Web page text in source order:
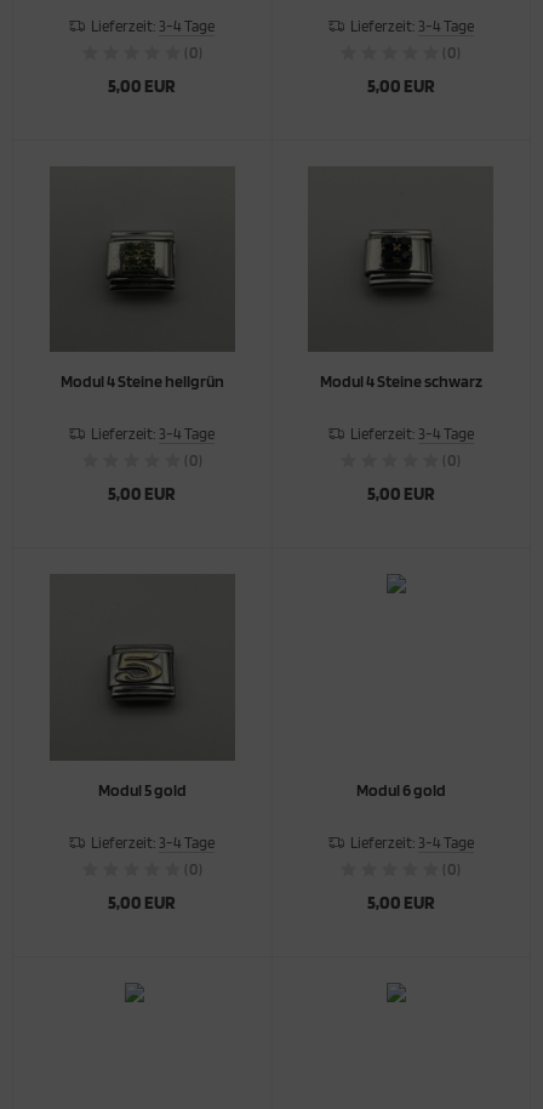
Lieferzeit: 3-4 Tage
(0)
5,00 EUR
Lieferzeit: 3-4 Tage
(0)
5,00 EUR
Modul 4 Steine hellgrün
Lieferzeit: 3-4 Tage
(0)
5,00 EUR
Modul 4 Steine schwarz
Lieferzeit: 3-4 Tage
(0)
5,00 EUR
Modul 5 gold
Lieferzeit: 3-4 Tage
(0)
5,00 EUR
Modul 6 gold
Lieferzeit: 3-4 Tage
(0)
5,00 EUR